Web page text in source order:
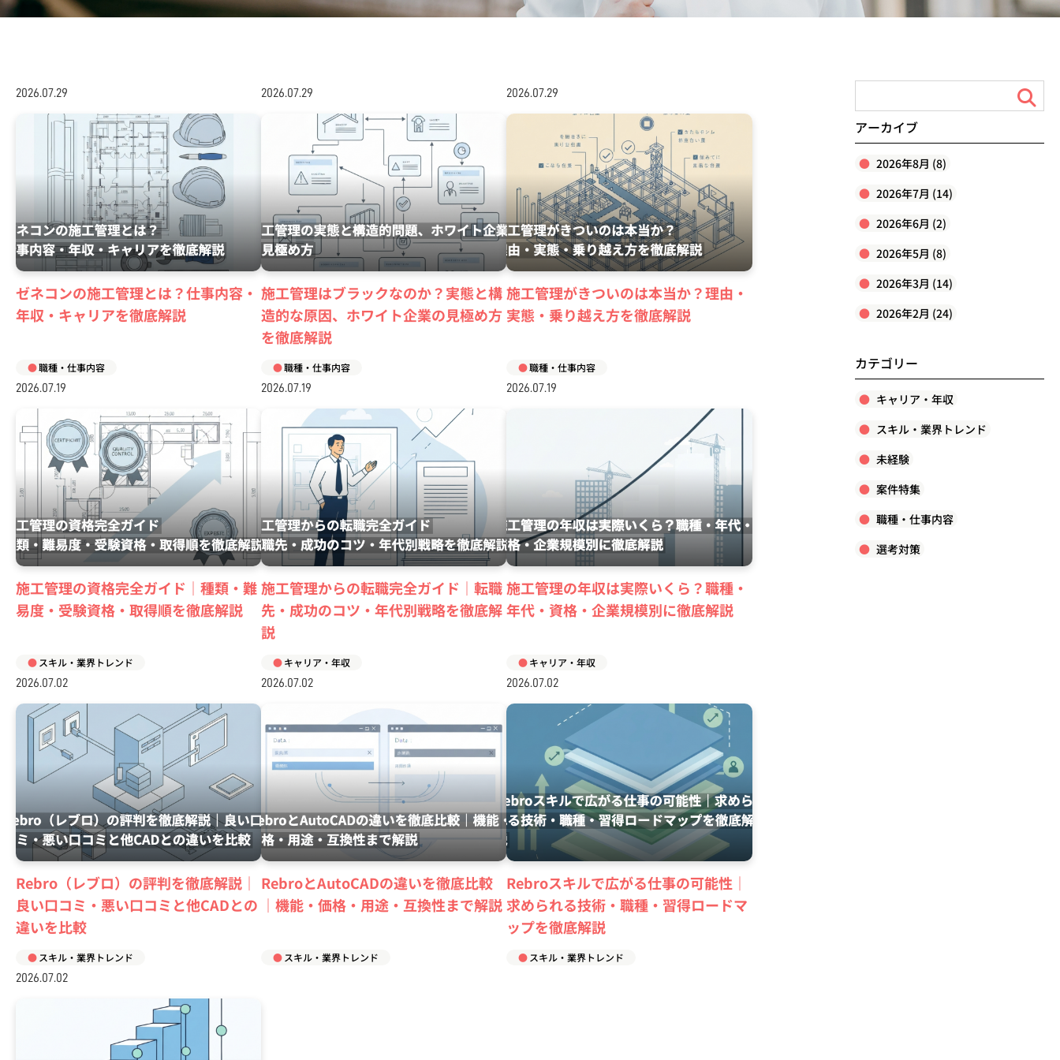
2026.07.29
ゼネコンの施工管理とは？仕事内容・
年収・キャリアを徹底解説
職種・仕事内容
2026.07.29
施工管理はブラックなのか？実態と構
造的な原因、ホワイト企業の見極め方
を徹底解説
職種・仕事内容
2026.07.29
施工管理がきついのは本当か？理由・
実態・乗り越え方を徹底解説
職種・仕事内容
2026.07.19
施工管理の資格完全ガイド｜種類・難
易度・受験資格・取得順を徹底解説
スキル・業界トレンド
2026.07.19
施工管理からの転職完全ガイド｜転職
先・成功のコツ・年代別戦略を徹底解
説
キャリア・年収
2026.07.19
施工管理の年収は実際いくら？職種・
年代・資格・企業規模別に徹底解説
キャリア・年収
2026.07.02
Rebro（レブロ）の評判を徹底解説｜
良い口コミ・悪い口コミと他CADとの
違いを比較
スキル・業界トレンド
2026.07.02
RebroとAutoCADの違いを徹底比較
｜機能・価格・用途・互換性まで解説
スキル・業界トレンド
2026.07.02
Rebroスキルで広がる仕事の可能性｜
求められる技術・職種・習得ロードマ
ップを徹底解説
スキル・業界トレンド
2026.07.02
アーカイブ
2026年8月 (8)
2026年7月 (14)
2026年6月 (2)
2026年5月 (8)
2026年3月 (14)
2026年2月 (24)
カテゴリー
キャリア・年収
スキル・業界トレンド
未経験
案件特集
職種・仕事内容
選考対策